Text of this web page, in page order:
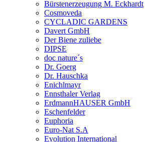
Bürstenerzeugung M. Eckhardt
Cosmoveda
CYCLADIC GARDENS
Davert GmbH
Der Biene zuliebe
DIPSE
doc nature´s
Dr. Goerg
Dr. Hauschka
Enichlmayr
Ennsthaler Verlag
ErdmannHAUSER GmbH
Eschenfelder
Euphoria
Euro-Nat S.A
Evolution International